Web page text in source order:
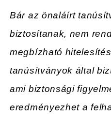
Bár az önaláírt
biztosítanak, nem
megbízható
tanúsítványok által
ami biztonsági
eredményezhet a